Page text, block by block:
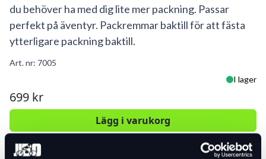
du behöver ha med dig lite mer packning. Passar
perfekt på äventyr. Packremmar baktill för att fästa
ytterligare packning baktill.
Art. nr: 7005
I lager
699 kr
Lägg i varukorg